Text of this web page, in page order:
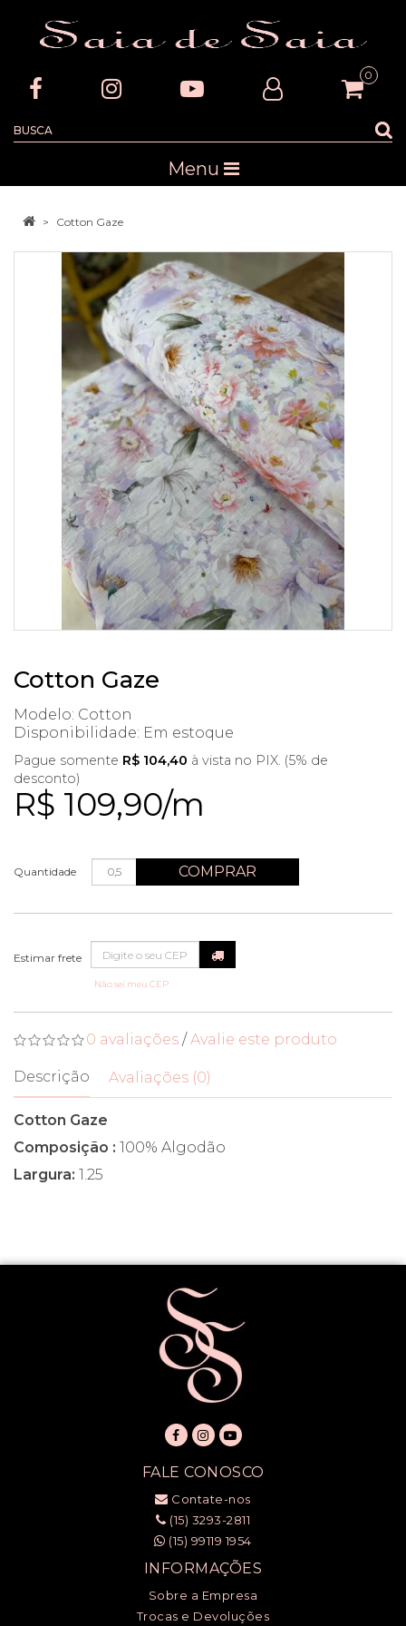
0
Menu
Cotton Gaze
Cotton Gaze
Modelo: Cotton
Disponibilidade: Em estoque
R$ 109,90/m
Pague somente R$ 104,40 à vista no PIX. (5% de
desconto)
Quantidade COMPRAR
Não sei meu CEP
0 avaliações /Avalie este produto
Descrição Avaliações (0)
Cotton Gaze
Composição : 100% Algodão
Largura: 1.25
FALE CONOSCO
Contate-nos
(15) 3293-2811
(15) 99119 1954
INFORMAÇÕES
Sobre a Empresa
Trocas e Devoluções